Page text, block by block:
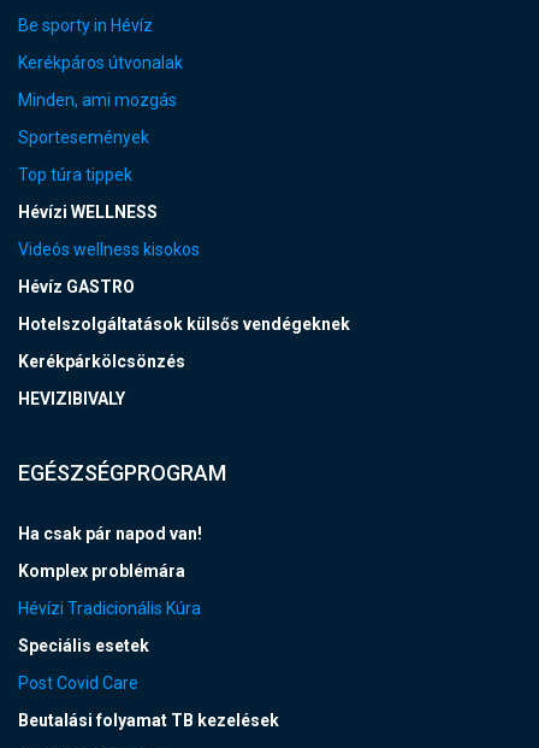
Be sporty in Hévíz
Kerékpáros útvonalak
Minden, ami mozgás
Sportesemények
Top túra tippek
Hévízi WELLNESS
Videós wellness kisokos
Hévíz GASTRO
Hotelszolgáltatások külsős vendégeknek
Kerékpárkölcsönzés
HEVIZIBIVALY
EGÉSZSÉGPROGRAM
Ha csak pár napod van!
Komplex problémára
Hévízi Tradicionális Kúra
Speciális esetek
Post Covid Care
Beutalási folyamat TB kezelések